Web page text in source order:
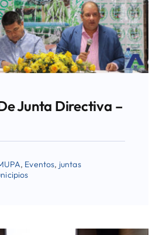
Junta Directiva –
, Eventos, juntas